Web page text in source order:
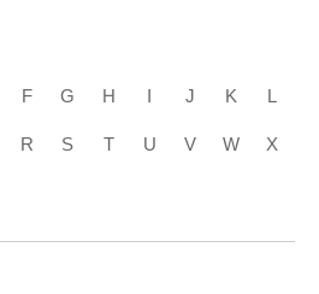
F G H I J K L
R S T U V W X